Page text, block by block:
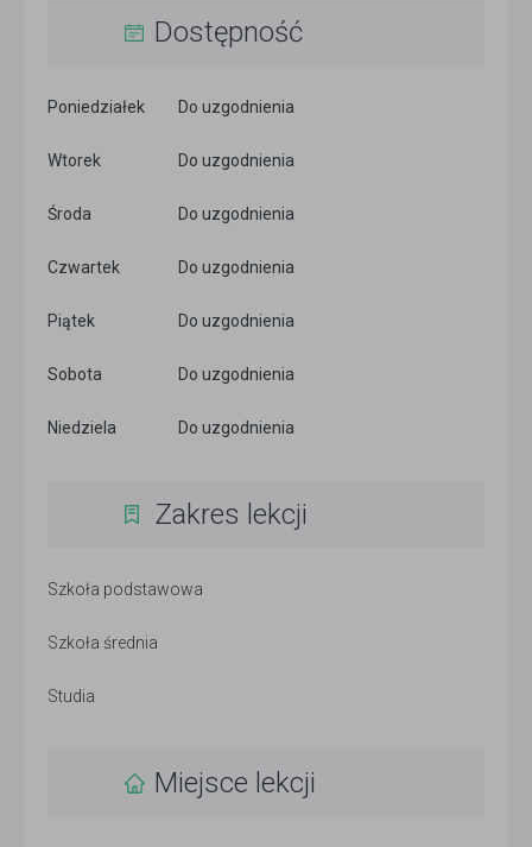
Dostępność
Poniedziałek Do uzgodnienia
Wtorek Do uzgodnienia
Środa Do uzgodnienia
Czwartek Do uzgodnienia
Piątek Do uzgodnienia
Sobota Do uzgodnienia
Niedziela Do uzgodnienia
Zakres lekcji
Szkoła podstawowa
Szkoła średnia
Studia
Miejsce lekcji